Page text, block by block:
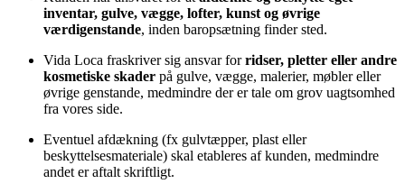
inventar, gulve, vægge, lofter, kunst og øvrige
værdigenstande, inden baropsætning finder sted.
Vida Loca fraskriver sig ansvar forridser, pletter eller andre
kosmetiske skader på gulve, vægge, malerier, møbler eller
øvrige genstande, medmindre der er tale om grov uagtsomhed
fra vores side.
Eventuel afdækning (fx gulvtæpper, plast eller
beskyttelsesmateriale) skal etableres af kunden, medmindre
andet er aftalt skriftligt.